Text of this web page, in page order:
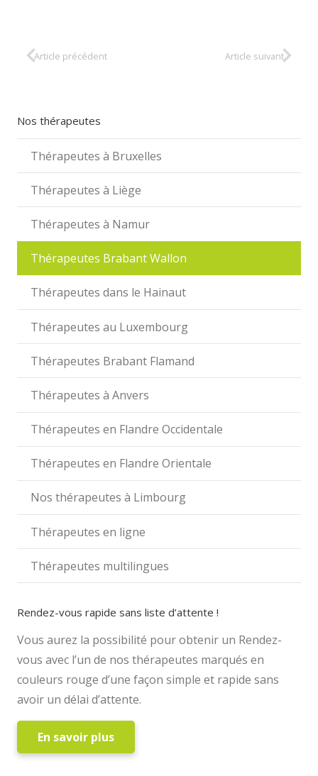
Article précédent Article suivant
Nos thérapeutes
Thérapeutes à Bruxelles
Thérapeutes à Liège
Thérapeutes à Namur
Thérapeutes Brabant Wallon
Thérapeutes dans le Hainaut
Thérapeutes au Luxembourg
Thérapeutes Brabant Flamand
Thérapeutes à Anvers
Thérapeutes en Flandre Occidentale
Thérapeutes en Flandre Orientale
Nos thérapeutes à Limbourg
Thérapeutes en ligne
Thérapeutes multilingues
Rendez-vous rapide sans liste d’attente !
Vous aurez la possibilité pour obtenir un Rendez-
vous avec l’un de nos thérapeutes marqués en
couleurs rouge d’une façon simple et rapide sans
avoir un délai d’attente.
En savoir plus